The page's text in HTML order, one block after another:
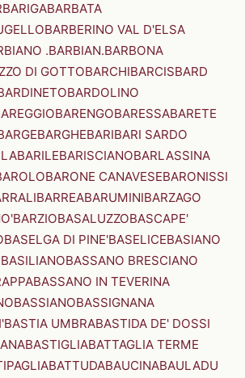
BARBATA
BARBERINO VAL D'ELSA
.BARBIAN.BARBONA
DI GOTTOBARCHIBARCISBARD
BARDOLINO
BARENGOBARESSABARETE
BARGHEBARIBARI SARDO
BARILEBARISCIANOBARLASSINA
BARONE CANAVESEBARONISSI
BARREABARUMINIBARZAGO
BARZIOBASALUZZOBASCAPE'
BASELGA DI PINE'BASELICEBASIANO
BASILIANOBASSANO BRESCIANO
BASSANO IN TEVERINA
BASSIANOBASSIGNANA
BASTIA UMBRABASTIDA DE' DOSSI
BASTIGLIABATTAGLIA TERME
BATTUDABAUCINABAULADU